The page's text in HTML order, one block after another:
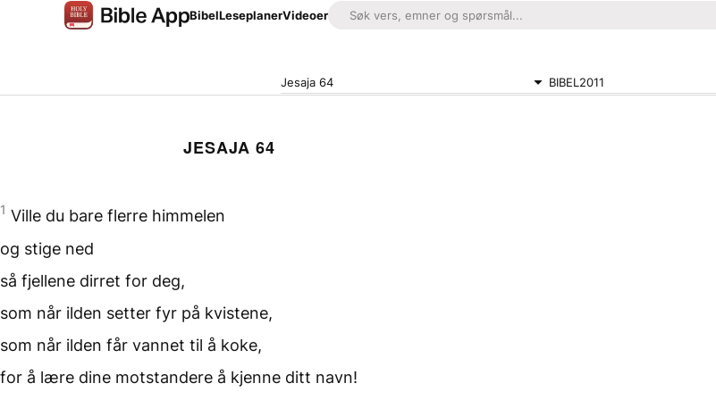
BibelLeseplanerVideoer
Jesaja 64 BIBEL2011
JESAJA 64
1 Ville du bare flerre himmelen
og stige ned
så fjellene dirret for deg,
som når ilden setter fyr på kvistene,
som når ilden får vannet til å koke,
for å lære dine motstandere å kjenne ditt navn!